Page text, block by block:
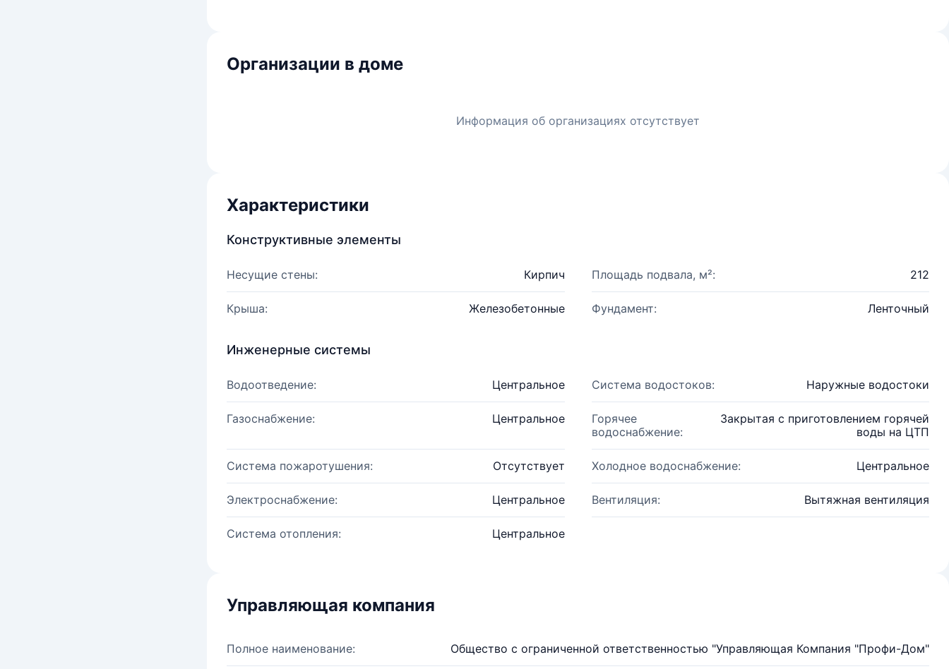
Организации в доме
Информация об организациях отсутствует
Характеристики
Конструктивные элементы
Несущие стены: Кирпич Площадь подвала, м²: 212
Крыша: Железобетонные Фундамент: Ленточный
Инженерные системы
Водоотведение: Центральное Система водостоков: Наружные водостоки
Газоснабжение: Центральное
Горячее
водоснабжение:
Закрытая с приготовлением горячей
воды на ЦТП
Система пожаротушения: Отсутствует Холодное водоснабжение: Центральное
Электроснабжение: Центральное Вентиляция: Вытяжная вентиляция
Система отопления: Центральное
Управляющая компания
Полное наименование: Общество с ограниченной ответственностью "Управляющая Компания "Профи-Дом"